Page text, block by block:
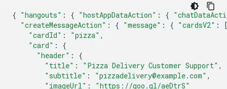
{ "hangouts" : { "hostAppDataAction" : {
"createMessageAction" : { "message" : { "cardsV2" :
"cardId" : "pizza" ,
"card" :
{
"header" :
{
"title" : "Pizza Delivery Customer Support" ,
"subtitle" : "pizzadelivery@example.com" ,
"imageUrl" :
"https://goo.gl/aeDtrS"